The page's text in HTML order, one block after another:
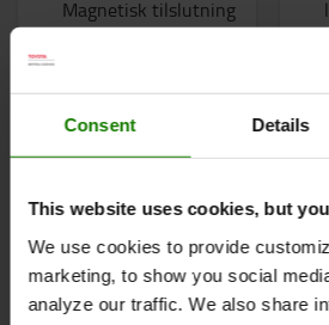
Consent Details
This website uses cookies, but
We use cookies to provide
marketing, to show you social
analyze our traffic. We also share
Magnetisk tilslutning
Fra 2.598 kr.
BESTIL ONLINE